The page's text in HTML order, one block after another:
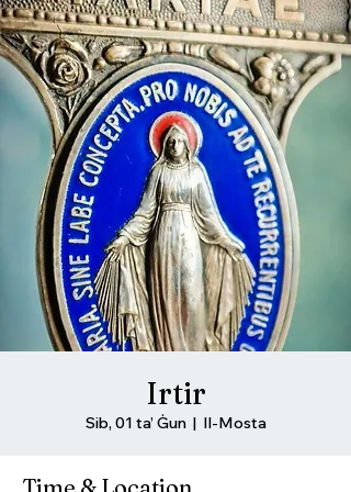
Irtir
Sib, 01 ta’ Ġun
  |
Il-Mosta